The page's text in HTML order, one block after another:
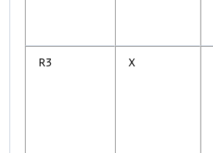
R3 X